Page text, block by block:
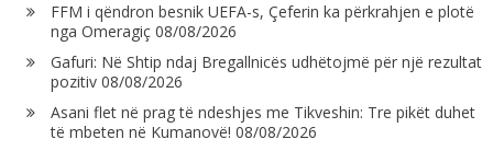
FFM i qëndron besnik UEFA-s, Çeferin ka përkrahjen e plotë
nga Omeragiç 08/08/2026
Gafuri: Në Shtip ndaj Bregallnicës udhëtojmë për një rezultat
pozitiv 08/08/2026
Asani flet në prag të ndeshjes me Tikveshin: Tre pikët duhet
të mbeten në Kumanovë! 08/08/2026